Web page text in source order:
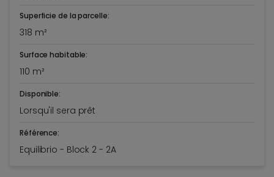
Superficie de la parcelle:
318 m²
Surface habitable:
110 m²
Disponible:
Lorsqu'il sera prêt
Référence:
Equilibrio - Block 2 - 2A